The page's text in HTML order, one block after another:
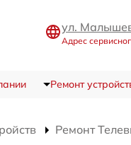
ул.
Адрес
Ремонт
Ремонт